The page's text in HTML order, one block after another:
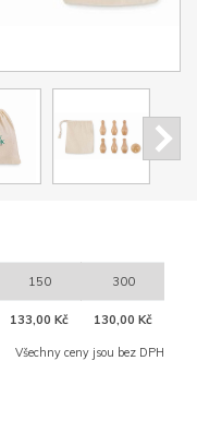
150 300
133,00 Kč 130,00 Kč
Všechny ceny jsou bez DPH